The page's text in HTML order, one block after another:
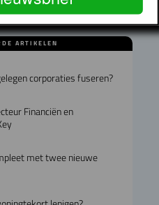
ARTIKELEN
corporaties fuseren?
Financiën en
met twee nieuwe